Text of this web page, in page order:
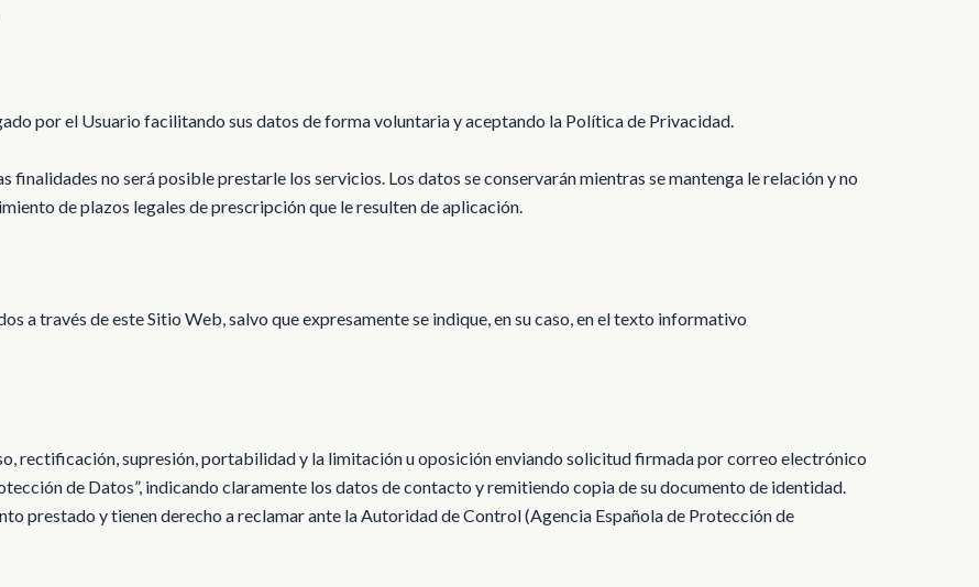
por el Usuario facilitando sus datos de forma voluntaria y aceptando la Política de Privacidad.
finalidades no será posible prestarle los servicios. Los datos se conservarán mientras se mantenga le relación y no
de plazos legales de prescripción que le resulten de aplicación.
a través de este Sitio Web, salvo que expresamente se indique, en su caso, en el texto informativo
rectificación, supresión, portabilidad y la limitación u oposición enviando solicitud firmada por correo electrónico
de Datos”, indicando claramente los datos de contacto y remitiendo copia de su documento de identidad.
prestado y tienen derecho a reclamar ante la Autoridad de Control (Agencia Española de Protección de